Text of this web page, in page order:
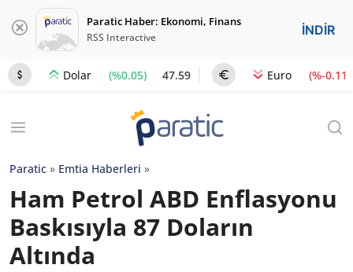
Paratic Haber: Ekonomi, Finans
RSS Interactive İNDİR
Dolar (%0.05) 47.59 Euro (%-0.11)
Paratic » Emtia Haberleri »
Ham Petrol ABD Enflasyonu
Baskısıyla 87 Doların
Altında